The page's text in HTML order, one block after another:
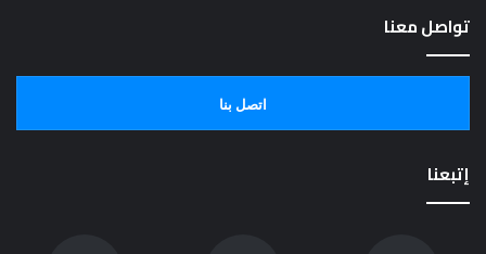
تواصل معنا
اتصل بنا
إتبعنا